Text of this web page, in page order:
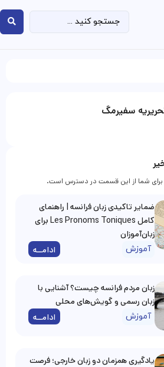
سفیرمگ
برای شما از این قسمت در دسترس است.
ضمایر تاکیدی زبان فرانسه | راهنمای
کامل Les Pronoms Toniques برای
زبان‌آموزان
آموزش ادامــه
زبان مردم فرانسه چیست؟ آشنایی با
زبان رسمی و گویش‌های محلی
آموزش ادامــه
یادگیری همزمان دو زبان خارجی؛ فرصت